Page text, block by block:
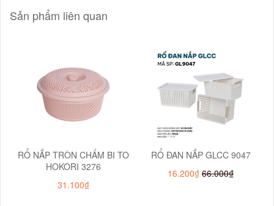
Sản phẩm liên quan
RỔ NẮP TRÒN CHẤM BI TO
HOKORI 3276
31.100₫
RỔ ĐAN NẮP GLCC 9047
16.200₫ 66.000₫